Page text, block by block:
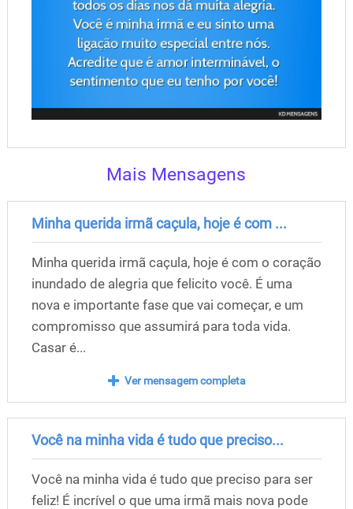
Mais Mensagens
Minha querida irmã caçula, hoje é com ...
Minha querida irmã caçula, hoje é com o coração
inundado de alegria que felicito você. É uma
nova e importante fase que vai começar, e um
compromisso que assumirá para toda vida.
Casar é...
Ver mensagem completa
Você na minha vida é tudo que preciso...
Você na minha vida é tudo que preciso para ser
feliz! É incrível o que uma irmã mais nova pode